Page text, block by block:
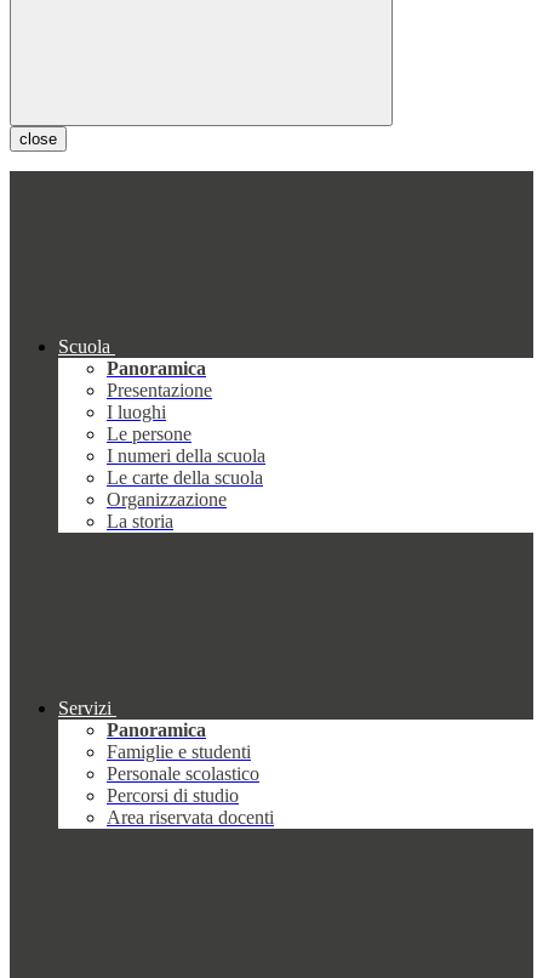
close
Scuola
Panoramica
Presentazione
I luoghi
Le persone
I numeri della scuola
Le carte della scuola
Organizzazione
La storia
Servizi
Panoramica
Famiglie e studenti
Personale scolastico
Percorsi di studio
Area riservata docenti